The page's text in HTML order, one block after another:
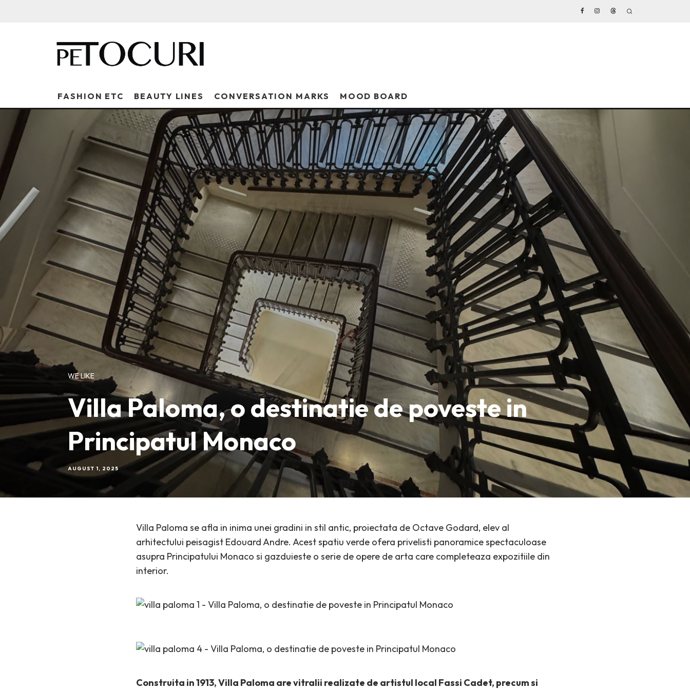
FASHION ETC BEAUTY LINES CONVERSATION MARKS MOOD BOARD
WE LIKE
Villa Paloma, o destinatie de poveste in
Principatul Monaco
AUGUST 1, 2025
Villa Paloma se afla in inima unei gradini in stil antic, proiectata de Octave Godard, elev al
arhitectului peisagist Edouard Andre. Acest spatiu verde ofera privelisti panoramice spectaculoase
asupra Principatului Monaco si gazduieste o serie de opere de arta care completeaza expozitiile din
interior.
Construita in 1913, Villa Paloma are vitralii realizate de artistul local Fassi Cadet, precum si